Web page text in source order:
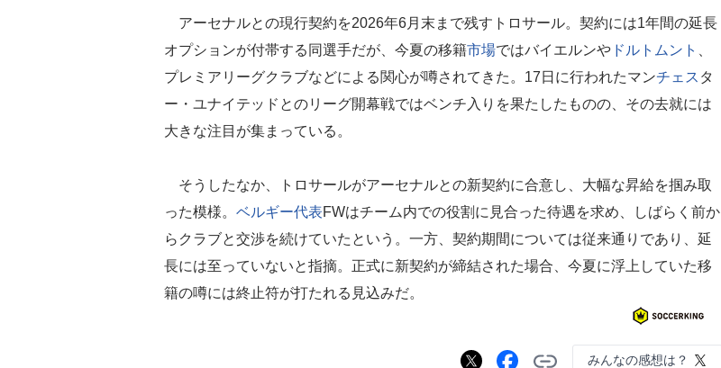
アーセナルとの現行契約を2026年6月末まで残すトロサール。契約には1年間の延長
オプションが付帯する同選手だが、今夏の移籍市場ではバイエルンや ドルトムント
プレミアリーグクラブなどによる関心が噂されてきた。17日に行われたマンチェス タ
ー・ユナイテッドとのリーグ開幕戦ではベンチ入りを果たしたものの、その去就には
大きな注目が集まっている。
そうしたなか、トロサールがアーセナルとの新契約に合意し、大幅な昇給を掴み取
った模様。 ベルギー代表FWはチーム内での役割に見合った待遇を求め、しばらく前か
らクラブと交渉を続けていたという。一方、契約期間については従来通りであり、延
長には至っていないと指摘。正式に新契約が締結された場合、今夏に浮上していた移
籍の噂には終止符が打たれる見込みだ。
みんなの感想は？